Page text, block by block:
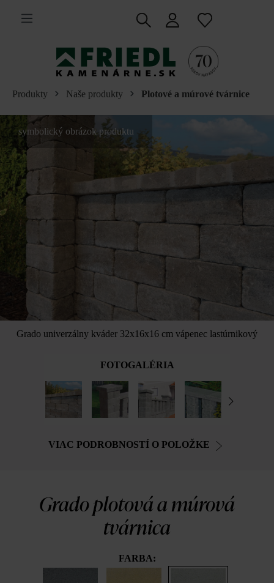
hlavný obsah
Produkty Naše produkty Plotové a múrové tvárnice
Grado univerzálny kváder 32x16x16 cm vápenec lastúrnikový
symbolický obrázok produktu
FOTOGALÉRIA
VIAC PODROBNOSTÍ O POLOŽKE
Grado plotová a múrová
tvárnica
FARBA: